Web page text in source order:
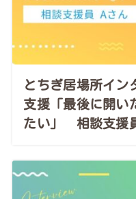
とちぎ居場所イン
支援「最後に開い
たい」 相談支援